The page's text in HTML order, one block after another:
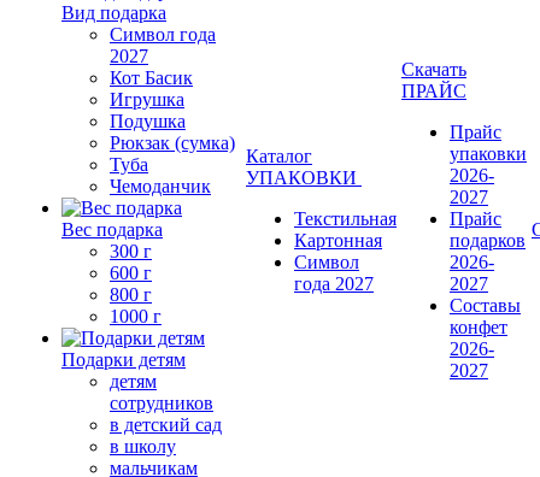
Вид подарка
Символ года
2027
Кот Басик
Игрушка
Подушка
Рюкзак (сумка)
Туба
Чемоданчик
Вес подарка
300 г
600 г
800 г
1000 г
Подарки детям
детям
сотрудников
в детский сад
в школу
мальчикам
Каталог
УПАКОВКИ
Текстильная
Картонная
Символ
года 2027
Скачать
ПРАЙС
Прайс
упаковки
2026-
2027
Прайс
подарков
2026-
2027
Составы
конфет
2026-
2027